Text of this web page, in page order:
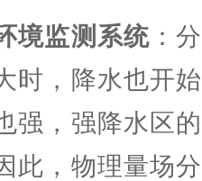
境监测系统 ：
时，降水也开
强，强降水区
此，物理量场